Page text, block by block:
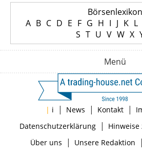
Börsenlexikon
A B C D E F G H I J K L
S T U V W X
Menü
| i | News | Kontakt |
Datenschutzerklärung| Hinweise
Über uns | Unsere Redaktion |